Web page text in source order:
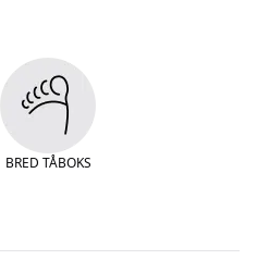
BRED TÅBOKS